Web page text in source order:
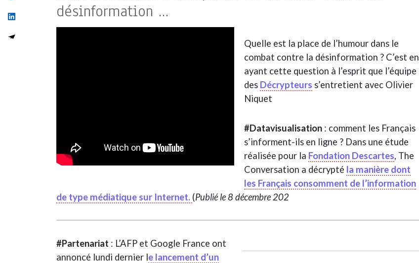
désinformation …
Quelle est la place de l’humour dans le
combat contre la désinformation ? C’est en
ayant cette question à l’esprit que l’équipe
des Décrypteurs s’entretient avec Olivier
Niquet
#Datavisualisation : comment les Français
s’informent-ils en ligne ? Dans une étude
réalisée pour la Fondation Descartes, The
Conversation a décrypté la manière dont
les Français consomment de l’information
de type médiatique sur Internet. (Publié le 8 décembre 202
#Partenariat : L’AFP et Google France ont
annoncé lundi dernier le lancement d’un